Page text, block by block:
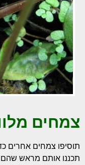
צמחים
תוסיפו צמחים אחרים
תכננו אותם מראש שהם